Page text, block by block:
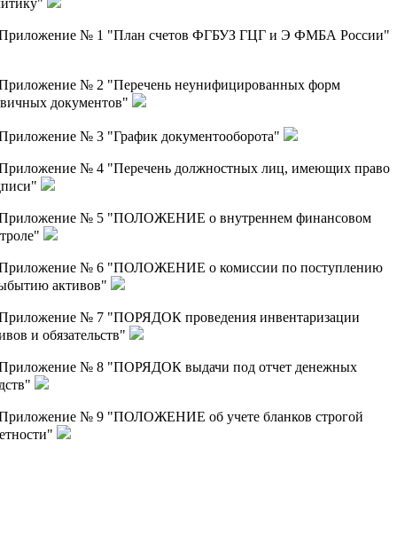
№ 1 "План счетов ФГБУЗ ГЦГ и Э ФМБА России"
№ 2 "Перечень неунифицированных форм
документов"
№ 3 "График документооборота"
№ 4 "Перечень должностных лиц, имеющих право
№ 5 "ПОЛОЖЕНИЕ о внутреннем финансовом
№ 6 "ПОЛОЖЕНИЕ о комиссии по поступлению
активов"
№ 7 "ПОРЯДОК проведения инвентаризации
и обязательств"
№ 8 "ПОРЯДОК выдачи под отчет денежных
№ 9 "ПОЛОЖЕНИЕ об учете бланков строгой